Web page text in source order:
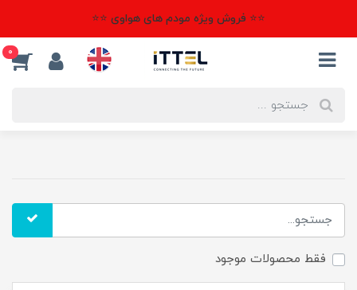
⭐⭐ فروش ویژه مودم های هواوی ⭐⭐
0
فقط محصولات موجود